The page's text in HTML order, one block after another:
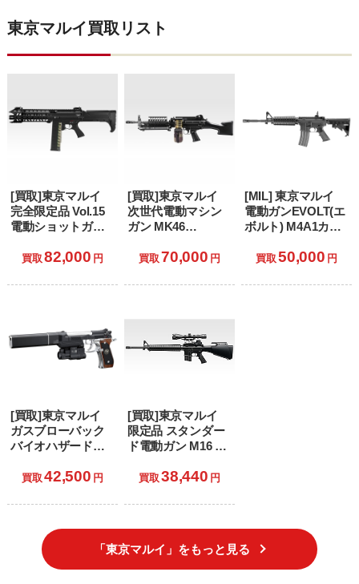
東京マルイ買取リスト
[買取]東京マルイ
完全限定品 Vol.15
電動ショットガン
〈アルバート.W.モ
上専用)
買取 82,000 円
[買取]東京マルイ
次世代電動マシン
ガン MK46
ッド0) (18歳以上専
買取 70,000 円
[MIL] 東京マルイ
電動ガンEVOLT(エ
ボルト) M4A1カー
上専用)
買取 50,000 円
[買取]東京マルイ
ガスブローバック
バイオハザード限
イエッジ アルバー
歳以上専用)
買取 42,500 円
[買取]東京マルイ
限定品 スタンダー
ド電動ガン M16 ゴ
歳以上専用)
買取 38,440 円
「東京マルイ」をもっと見る